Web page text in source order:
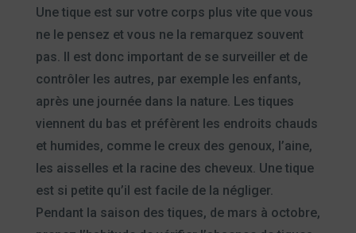
Une tique est sur votre corps plus vite que vous
ne le pensez et vous ne la remarquez souvent
pas. Il est donc important de se surveiller et de
contrôler les autres, par exemple les enfants,
après une journée dans la nature. Les tiques
viennent du bas et préfèrent les endroits chauds
et humides, comme le creux des genoux, l’aine,
les aisselles et la racine des cheveux. Une tique
est si petite qu’il est facile de la négliger.
Pendant la saison des tiques, de mars à octobre,